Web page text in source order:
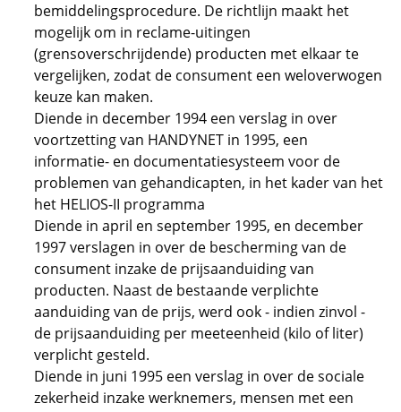
bemiddelingsprocedure. De richtlijn maakt het
mogelijk om in reclame-uitingen
(grensoverschrijdende) producten met elkaar te
vergelijken, zodat de consument een weloverwogen
keuze kan maken.
Diende in december 1994 een verslag in over
voortzetting van HANDYNET in 1995, een
informatie- en documentatiesysteem voor de
problemen van gehandicapten, in het kader van het
het HELIOS-II programma
Diende in april en september 1995, en december
1997 verslagen in over de bescherming van de
consument inzake de prijsaanduiding van
producten. Naast de bestaande verplichte
aanduiding van de prijs, werd ook - indien zinvol -
de prijsaanduiding per meeteenheid (kilo of liter)
verplicht gesteld.
Diende in juni 1995 een verslag in over de sociale
zekerheid inzake werknemers, mensen met een